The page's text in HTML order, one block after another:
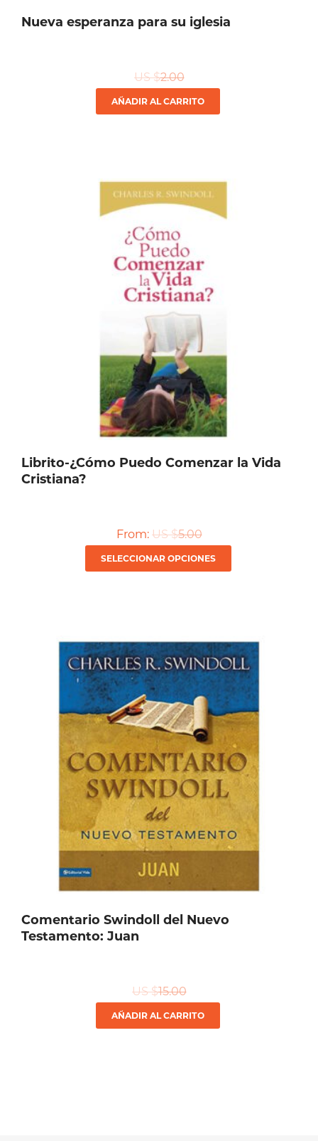
Nueva esperanza para su iglesia
US $2.00
AÑADIR AL CARRITO
Librito-¿Cómo Puedo Comenzar la Vida
Cristiana?
From: US $5.00
SELECCIONAR OPCIONES
variantes.
Las
opciones
se
elegir
la
página
de
Comentario Swindoll del Nuevo
Testamento: Juan
US $15.00
AÑADIR AL CARRITO